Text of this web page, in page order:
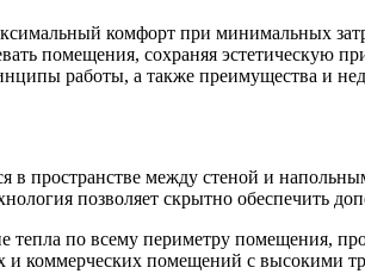
комфорт при минимальных
помещения, сохраняя эстетическую
работы, а также преимущества и
в пространстве между стеной и
позволяет скрытно обеспечить
по всему периметру помещения,
коммерческих помещений с высокими